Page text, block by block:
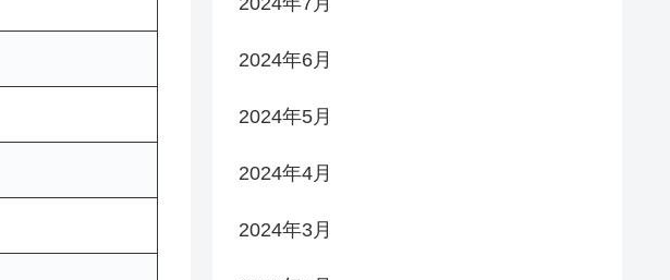
2024年6月
2024年5月
2024年4月
2024年3月